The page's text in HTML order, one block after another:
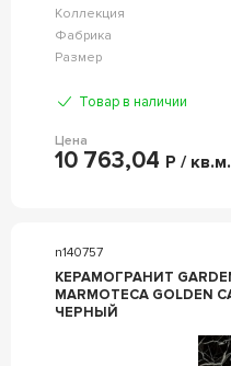
Коллекция
Фабрика
Размер
Товар в наличии
Цена
10 763,04 Р / кв.м.
n140757
КЕРАМОГРАНИТ
MARMOTECA GOLDEN
ЧЕРНЫЙ